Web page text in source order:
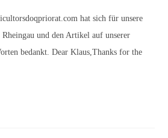
hat sich für unsere
und den Artikel auf unserer
bedankt. Dear Klaus,Thanks for the